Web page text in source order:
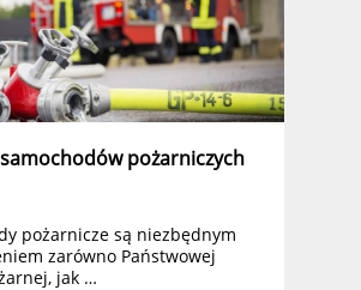
pożarniczych
pożarnicze są niezbędnym
zarówno Państwowej
jak …